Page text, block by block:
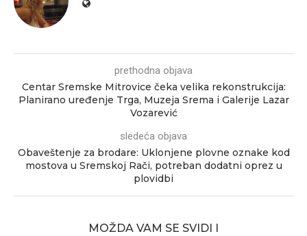
prethodna objava
Centar Sremske Mitrovice čeka velika rekonstrukcija:
Planirano uređenje Trga, Muzeja Srema i Galerije Lazar
Vozarević
sledeća objava
Obaveštenje za brodare: Uklonjene plovne oznake kod
mostova u Sremskoj Rači, potreban dodatni oprez u
plovidbi
MOŽDA VAM SE SVIDI I